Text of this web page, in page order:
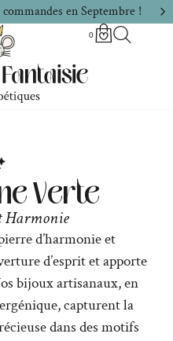
en Septembre !
0
Verte
Harmonie
d’harmonie et
d’esprit et apporte
bijoux artisanaux, en
capturent la
dans des motifs